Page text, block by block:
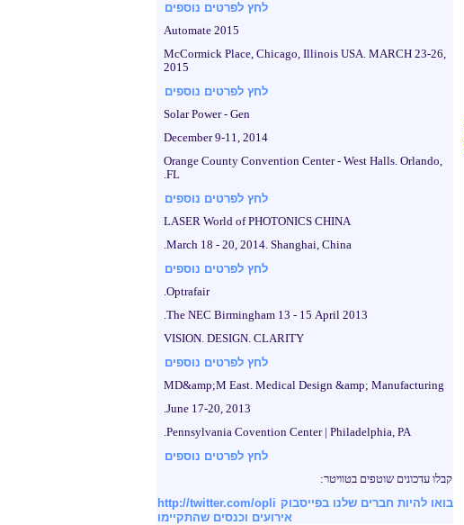
לחץ לפרטים נוספים
Automate 2015
McCormick Place, Chicago, Illinois USA. MARCH 23-26,
2015
לחץ לפרטים נוספים
Solar Power - Gen
December 9-11, 2014
Orange County Convention Center - West Halls. Orlando,
FL.
לחץ לפרטים נוספים
LASER World of PHOTONICS CHINA
March 18 - 20, 2014. Shanghai, China.
לחץ לפרטים נוספים
Optrafair.
The NEC Birmingham 13 - 15 April 2013.
VISION. DESIGN. CLARITY
לחץ לפרטים נוספים
MD&amp;M East. Medical Design &amp; Manufacturing
June 17-20, 2013.
Pennsylvania Covention Center | Philadelphia, PA.
לחץ לפרטים נוספים
קבלו עדכונים שוטפים בטוויטר:
http://twitter.com/opli בואו להיות חברים שלנו בפייסבוק
אירועים וכנסים שהתקיימו